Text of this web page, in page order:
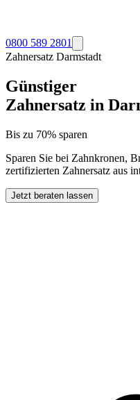
0800 589 2801
Zahnersatz Darmstadt
Günstiger
Zahnersatz in
Bis zu 70% sparen
Sparen Sie bei Zahnkronen,
zertifizierten Zahnersatz aus
Jetzt beraten lassen